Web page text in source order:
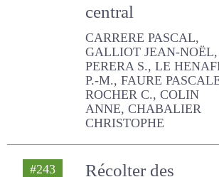
comprendre sur
les prairies du
Massif central
CARRERE PASCAL,
GALLIOT JEAN-NOËL,
PERERA S., LE HENAFF P.-M.,
FAURE PASCALE, ROCHER
C., COLIN ANNE,
CHABALIER CHRISTOPHE